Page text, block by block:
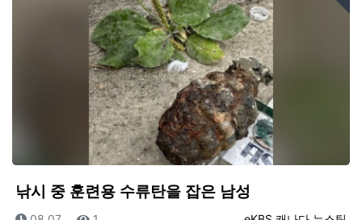
낚시 중 훈련용 수류탄을 잡은 남성